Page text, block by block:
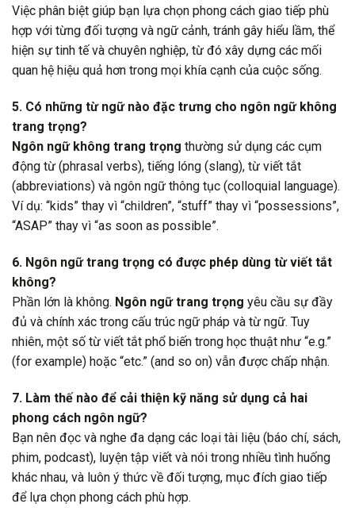
Việc phân biệt giúp bạn lựa chọn phong cách giao tiếp phù
hợp với từng đối tượng và ngữ cảnh, tránh gây hiểu lầm, thể
hiện sự tinh tế và chuyên nghiệp, từ đó xây dựng các mối
quan hệ hiệu quả hơn trong mọi khía cạnh của cuộc sống.
5. Có những từ ngữ nào đặc trưng cho ngôn ngữ không
trang trọng?
Ngôn ngữ không trang trọng thường sử dụng các cụm
động từ (phrasal verbs), tiếng lóng (slang), từ viết tắt
(abbreviations) và ngôn ngữ thông tục (colloquial language).
Ví dụ: “kids” thay vì “children”, “stuff” thay vì “possessions”,
“ASAP” thay vì “as soon as possible”.
6. Ngôn ngữ trang trọng có được phép dùng từ viết tắt
không?
Phần lớn là không. Ngôn ngữ trang trọng yêu cầu sự đầy
đủ và chính xác trong cấu trúc ngữ pháp và từ ngữ. Tuy
nhiên, một số từ viết tắt phổ biến trong học thuật như “e.g.”
(for example) hoặc “etc.” (and so on) vẫn được chấp nhận.
7. Làm thế nào để cải thiện kỹ năng sử dụng cả hai
phong cách ngôn ngữ?
Bạn nên đọc và nghe đa dạng các loại tài liệu (báo chí, sách,
phim, podcast), luyện tập viết và nói trong nhiều tình huống
khác nhau, và luôn ý thức về đối tượng, mục đích giao tiếp
để lựa chọn phong cách phù hợp.